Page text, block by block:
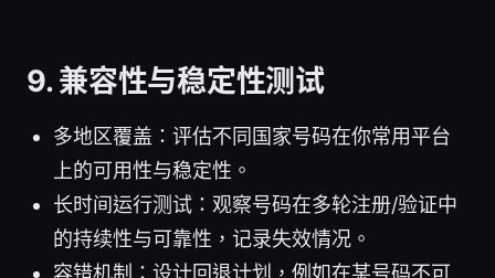
9. 兼容性与稳定性测试
多地区覆盖：评估不同国家号码在你常用平台
上的可用性与稳定性。
长时间运行测试：观察号码在多轮注册/验证中
的持续性与可靠性，记录失效情况。
容错机制：设计回退计划，例如在某号码不可